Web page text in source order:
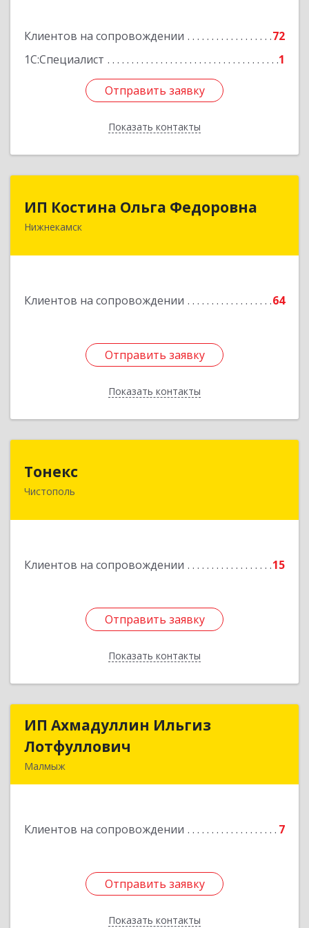
Клиентов на сопровождении
72
1С:Специалист
1
Отправить заявку
Показать контакты
Подробнее
Отправить заявку
Назад
ИП Костина Ольга Федоровна
Нижнекамск
Клиентов на сопровождении 64
Отправить заявку
Показать контакты
Отправить заявку
Назад
Тонекс
Чистополь
Клиентов на сопровождении 15
Отправить заявку
Показать контакты
422980, Татарстан Респ, Чистопольский р-н,
Отправить заявку
Назад
ИП Ахмадуллин Ильгиз
Лотфуллович
Малмыж
Клиентов на сопровождении 7
Отправить заявку
Показать контакты
ИП Ахмадуллин Ильгиз
Подробнее
Отправить заявку
Назад